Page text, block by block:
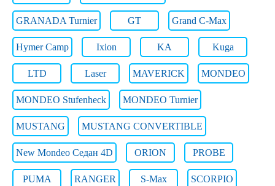
GRANADA Turnier GT Grand C-Max
Hymer Camp Ixion KA Kuga
LTD Laser MAVERICK MONDEO
MONDEO Stufenheck MONDEO Turnier
MUSTANG MUSTANG CONVERTIBLE
New Mondeo Седан 4D ORION PROBE
PUMA RANGER S-Max SCORPIO